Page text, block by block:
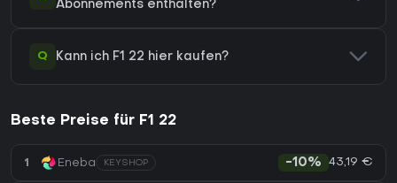
Abonnements enthalten?
Q Kann ich F1 22 hier kaufen?
Beste Preise für F1 22
1 Eneba KEYSHOP -10% 43,19 €